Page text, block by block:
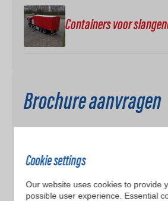
Containers voor
Brochure aanvragen
Bedrijf*
Cookie settings
Our website uses cookies to provide
possible user experience. Essential